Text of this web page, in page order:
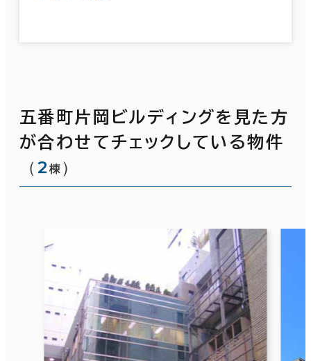
五番町片岡ビルディングを見た方
が合わせてチェックしている物件
（2 棟 ）